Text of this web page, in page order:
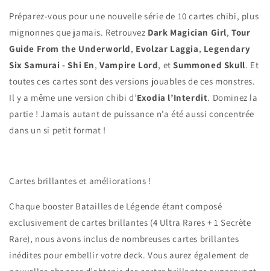
Préparez-vous pour une nouvelle série de 10 cartes chibi, plus
mignonnes que jamais. Retrouvez Dark Magician Girl,Tour
Guide From the Underworld, Evolzar Laggia, Legendary
Six Samurai - Shi En,Vampire Lord, etSummoned Skull. Et
toutes ces cartes sont des versions jouables de ces monstres.
Il y a même une version chibi d’Exodia l’Interdit. Dominez la
partie ! Jamais autant de puissance n’a été aussi concentrée
dans un si petit format !
Cartes brillantes et améliorations !
Chaque booster Batailles de Légende étant composé
exclusivement de cartes brillantes (4 Ultra Rares + 1 Secrète
Rare), nous avons inclus de nombreuses cartes brillantes
inédites pour embellir votre deck. Vous aurez également de